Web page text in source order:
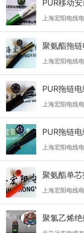
PUR移动
上海宏阳电线
聚氨酯拖
上海宏阳电线
PUR拖链
上海宏阳电线
PUR拖链
上海宏阳电线
聚氨酯单
上海宏阳电线
聚氯乙烯